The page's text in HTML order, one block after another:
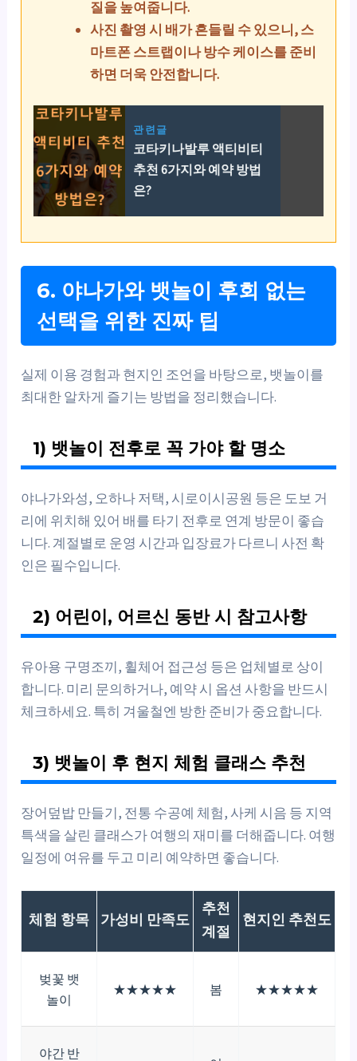
질을 높여줍니다.
사진 촬영 시 배가 흔들릴 수 있으니, 스
마트폰 스트랩이나 방수 케이스를 준비
하면 더욱 안전합니다.
관련글
코타키나발루 액티비티
추천 6가지와 예약 방법
은?
6. 야나가와 뱃놀이 후회 없는
선택을 위한 진짜 팁
실제 이용 경험과 현지인 조언을 바탕으로, 뱃놀이를
최대한 알차게 즐기는 방법을 정리했습니다.
1) 뱃놀이 전후로 꼭 가야 할 명소
야나가와성, 오하나 저택, 시로이시공원 등은 도보 거
리에 위치해 있어 배를 타기 전후로 연계 방문이 좋습
니다. 계절별로 운영 시간과 입장료가 다르니 사전 확
인은 필수입니다.
2) 어린이, 어르신 동반 시 참고사항
유아용 구명조끼, 휠체어 접근성 등은 업체별로 상이
합니다. 미리 문의하거나, 예약 시 옵션 사항을 반드시
체크하세요. 특히 겨울철엔 방한 준비가 중요합니다.
3) 뱃놀이 후 현지 체험 클래스 추천
장어덮밥 만들기, 전통 수공예 체험, 사케 시음 등 지역
특색을 살린 클래스가 여행의 재미를 더해줍니다. 여행
일정에 여유를 두고 미리 예약하면 좋습니다.
체험 항목 가성비 만족도
추천
계절
현지인 추천도
벚꽃 뱃
놀이
★★★★★ 봄 ★★★★★
야간 반